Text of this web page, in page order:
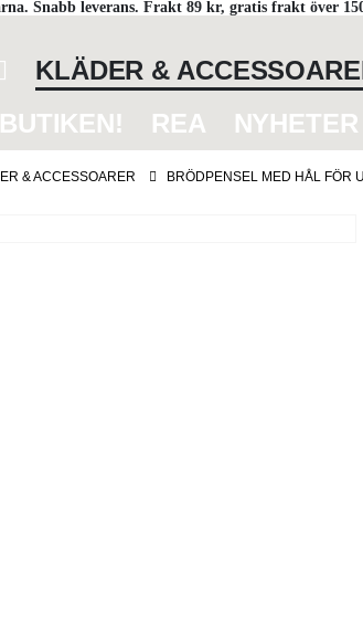
Snabb leverans. Frakt 89 kr, gratis frakt över
KLÄDER &
REA NYHETER
& ACCESSOARER BRÖDPENSEL MED HÅL FÖR